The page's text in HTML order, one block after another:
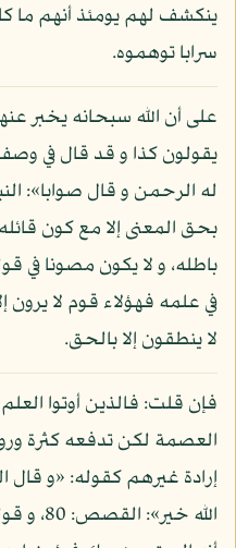
ينكشف لهم يومئذ أنهم ما
سرابا توهموه.
على أن الله سبحانه يخبر
يقولون كذا و قد قال في وصف
بحق المعنى إلا مع كون
باطله، و لا يكون مصونا في
في علمه فهؤلاء قوم لا يرون
لا ينطقون إلا بالحق.
فإن قلت: فالذين أوتوا
العصمة لكن تدفعه كثرة
إرادة غيرهم كقوله: «و قال
الله